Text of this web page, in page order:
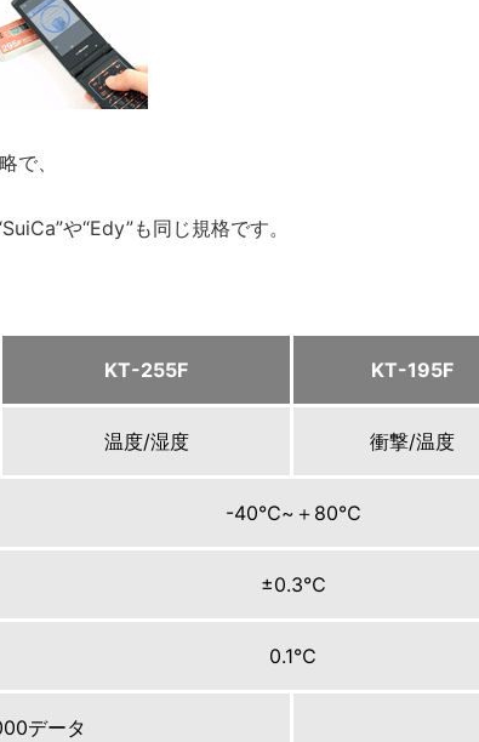
で、
や“Edy”も同じ規格です。
KT-255F KT-195F
温度/湿度 衝撃/温度
-40℃~＋80℃
±0.3℃
0.1℃
データ